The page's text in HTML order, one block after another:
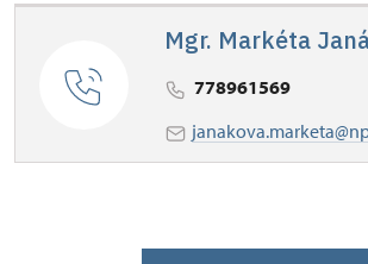
Mgr. Markéta
778961569